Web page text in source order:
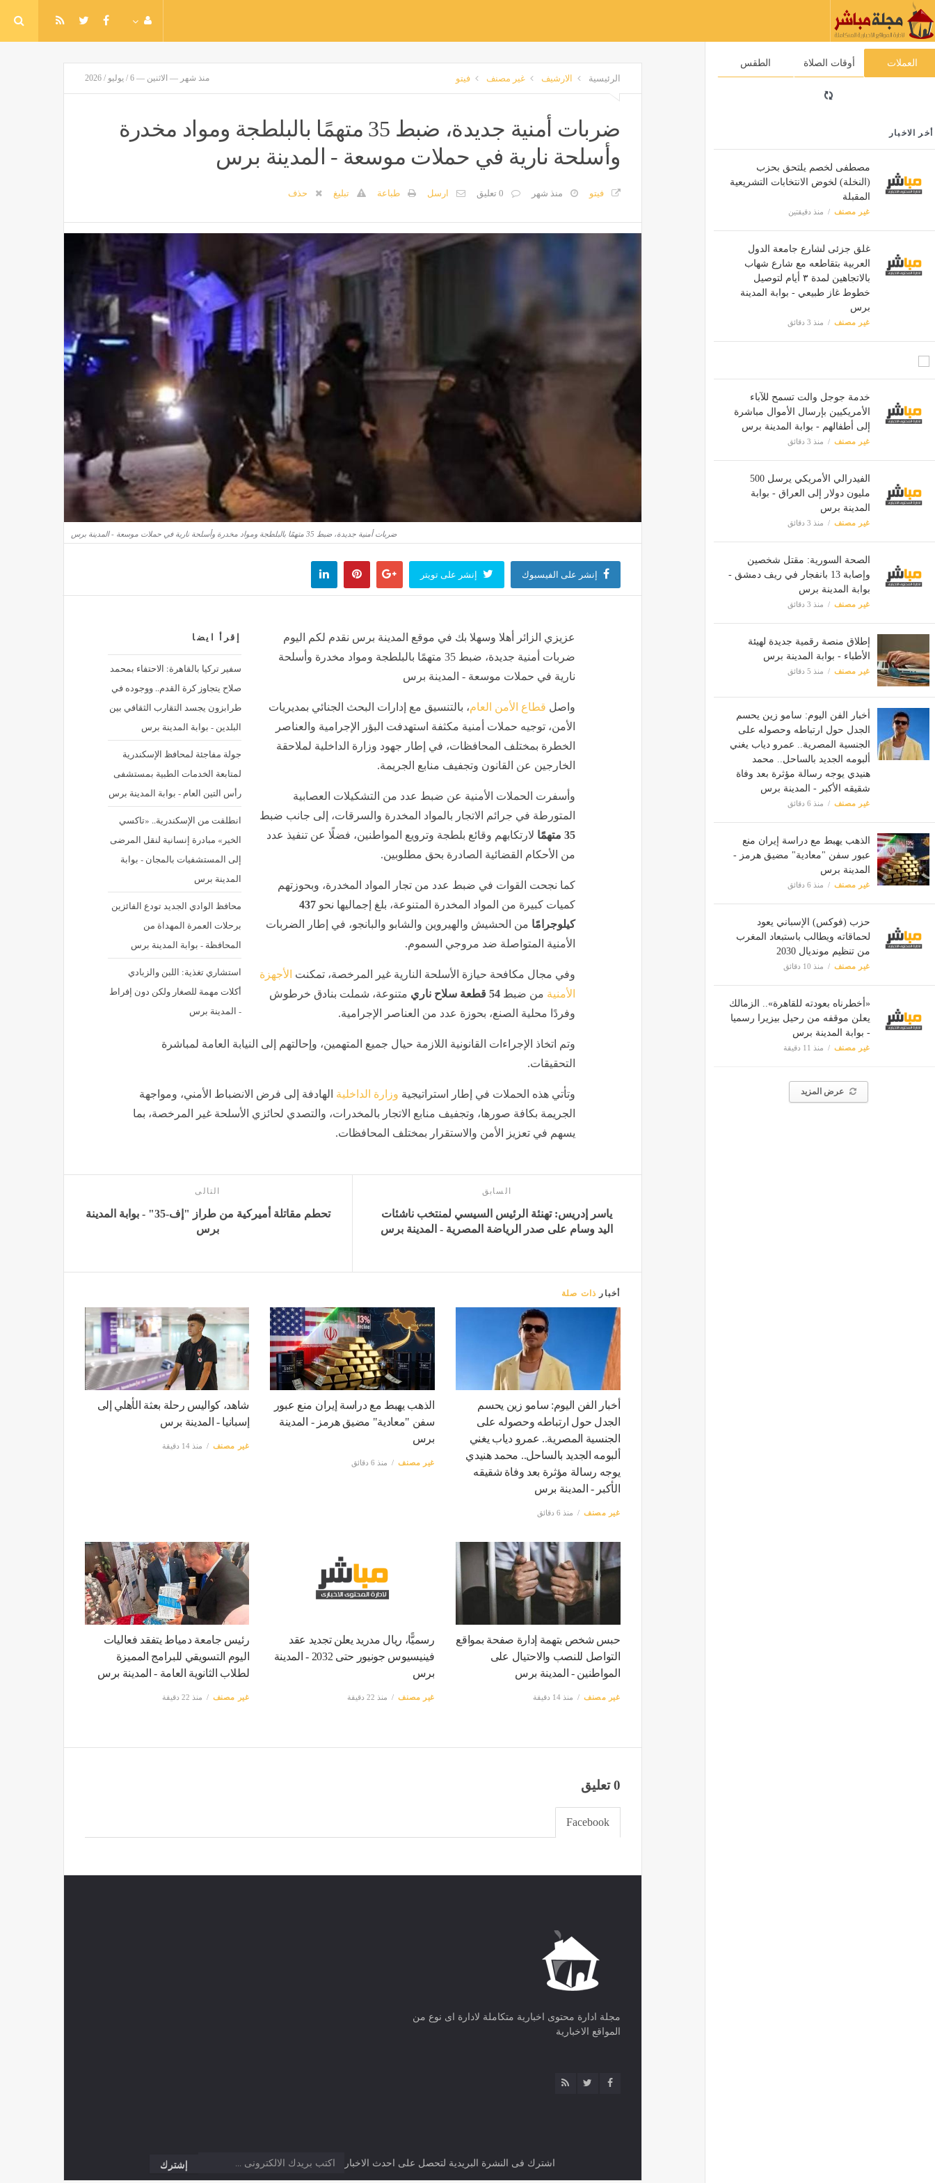
العملات أوقات الصلاة الطقس
أخر الاخبار
مصطفى لخصم يلتحق بحزب
(النخلة) لخوض الانتخابات التشريعية
المقبلة
غير مصنف منذ دقيقتين
غلق جزئى لشارع جامعة الدول
العربية بتقاطعه مع شارع شهاب
بالاتجاهين لمدة ٣ أيام لتوصيل
خطوط غاز طبيعي - بوابة المدينة
برس
غير مصنف منذ 3 دقائق
خدمة جوجل والت تسمح للآباء
الأمريكيين بإرسال الأموال مباشرة
إلى أطفالهم - بوابة المدينة برس
غير مصنف منذ 3 دقائق
الفيدرالي الأمريكي يرسل 500
مليون دولار إلى العراق - بوابة
المدينة برس
غير مصنف منذ 3 دقائق
الصحة السورية: مقتل شخصين
وإصابة 13 بانفجار في ريف دمشق -
بوابة المدينة برس
غير مصنف منذ 3 دقائق
إطلاق منصة رقمية جديدة لهيئة
الأطباء - بوابة المدينة برس
غير مصنف منذ 5 دقائق
أخبار الفن اليوم: سامو زين يحسم
الجدل حول ارتباطه وحصوله على
الجنسية المصرية.. عمرو دياب يغني
ألبومه الجديد بالساحل.. محمد
هنيدي يوجه رسالة مؤثرة بعد وفاة
شقيقه الأكبر - المدينة برس
غير مصنف منذ 6 دقائق
الذهب يهبط مع دراسة إيران منع
عبور سفن "معادية" مضيق هرمز -
المدينة برس
غير مصنف منذ 6 دقائق
حزب (فوكس) الإسباني يعود
لحماقاته ويطالب باستبعاد المغرب
من تنظيم مونديال 2030
غير مصنف منذ 10 دقائق
«أخطرناه بعودته للقاهرة».. الزمالك
يعلن موقفه من رحيل بيزيرا رسميا
- بوابة المدينة برس
غير مصنف منذ 11 دقيقة
عرض المزيد
الرئيسية الارشيف غير مصنف فيتو منذ شهر — الاثنين — 6 / يوليو / 2026
ضربات أمنية جديدة، ضبط 35 متهمًا بالبلطجة ومواد مخدرة
وأسلحة نارية في حملات موسعة - المدينة برس
فيتو منذ شهر 0 تعليق ارسل طباعة تبليغ حذف
ضربات أمنية جديدة، ضبط 35 متهمًا بالبلطجة ومواد مخدرة وأسلحة نارية في حملات موسعة - المدينة برس
إنشر على الفيسبوك إنشر على تويتر
إقرأ ايضا
سفير تركيا بالقاهرة: الاحتفاء بمحمد
صلاح يتجاوز كرة القدم.. ووجوده في
طرابزون يجسد التقارب الثقافي بين
البلدين - بوابة المدينة برس
جولة مفاجئة لمحافظ الإسكندرية
لمتابعة الخدمات الطبية بمستشفى
رأس التين العام - بوابة المدينة برس
انطلقت من الإسكندرية.. «تاكسي
الخير» مبادرة إنسانية لنقل المرضى
إلى المستشفيات بالمجان - بوابة
المدينة برس
محافظ الوادي الجديد تودع الفائزين
برحلات العمرة المهداة من
المحافظة - بوابة المدينة برس
استشاري تغذية: اللبن والزبادي
أكلات مهمة للصغار ولكن دون إفراط
- المدينة برس
عزيزي الزائر أهلا وسهلا بك في موقع المدينة برس نقدم لكم اليوم
ضربات أمنية جديدة، ضبط 35 متهمًا بالبلطجة ومواد مخدرة وأسلحة
نارية في حملات موسعة - المدينة برس
واصل قطاع الأمن العام، بالتنسيق مع إدارات البحث الجنائي بمديريات
الأمن، توجيه حملات أمنية مكثفة استهدفت البؤر الإجرامية والعناصر
الخطرة بمختلف المحافظات، في إطار جهود وزارة الداخلية لملاحقة
الخارجين عن القانون وتجفيف منابع الجريمة.
وأسفرت الحملات الأمنية عن ضبط عدد من التشكيلات العصابية
المتورطة في جرائم الاتجار بالمواد المخدرة والسرقات، إلى جانب ضبط
35 متهمًا
لارتكابهم وقائع بلطجة وترويع المواطنين، فضلًا عن تنفيذ عدد
من الأحكام القضائية الصادرة بحق مطلوبين.
كما نجحت القوات في ضبط عدد من تجار المواد المخدرة، وبحوزتهم
كميات كبيرة من المواد المخدرة المتنوعة، بلغ إجماليها نحو437
كيلوجرامًا من الحشيش والهيروين والشابو والبانجو، في إطار الضربات
الأمنية المتواصلة ضد مروجي السموم.
وفي مجال مكافحة حيازة الأسلحة النارية غير المرخصة، تمكنت الأجهزة
الأمنية من ضبط54 قطعة سلاح ناري
متنوعة، شملت بنادق خرطوش
وفردًا محلية الصنع، بحوزة عدد من العناصر الإجرامية.
وتم اتخاذ الإجراءات القانونية اللازمة حيال جميع المتهمين، وإحالتهم إلى النيابة العامة لمباشرة
التحقيقات.
وتأتي هذه الحملات في إطار استراتيجية وزارة الداخلية الهادفة إلى فرض الانضباط الأمني، ومواجهة
الجريمة بكافة صورها، وتجفيف منابع الاتجار بالمخدرات، والتصدي لحائزي الأسلحة غير المرخصة، بما
يسهم في تعزيز الأمن والاستقرار بمختلف المحافظات.
السابق
ياسر إدريس: تهنئة الرئيس السيسي لمنتخب ناشئات
اليد وسام على صدر الرياضة المصرية - المدينة برس
التالى
تحطم مقاتلة أميركية من طراز "إف-35" - بوابة المدينة
برس
أخبار ذات صلة
أخبار الفن اليوم: سامو زين يحسم
الجدل حول ارتباطه وحصوله على
الجنسية المصرية.. عمرو دياب يغني
ألبومه الجديد بالساحل.. محمد هنيدي
يوجه رسالة مؤثرة بعد وفاة شقيقه
الأكبر - المدينة برس
غير مصنف منذ 6 دقائق
الذهب يهبط مع دراسة إيران منع عبور
سفن "معادية" مضيق هرمز - المدينة
برس
غير مصنف منذ 6 دقائق
شاهد، كواليس رحلة بعثة الأهلي إلى
إسبانيا - المدينة برس
غير مصنف منذ 14 دقيقة
حبس شخص بتهمة إدارة صفحة بمواقع
التواصل للنصب والاحتيال على
المواطنين - المدينة برس
غير مصنف منذ 14 دقيقة
رسميًّا، ريال مدريد يعلن تجديد عقد
فينيسيوس جونيور حتى 2032 - المدينة
برس
غير مصنف منذ 22 دقيقة
رئيس جامعة دمياط يتفقد فعاليات
اليوم التسويقي للبرامج المميزة
لطلاب الثانوية العامة - المدينة برس
غير مصنف منذ 22 دقيقة
0 تعليق
Facebook
مجلة ادارة محتوى اخبارية متكاملة لادارة اى نوع من
المواقع الاخبارية
اشترك فى النشرة البريدية لتحصل على احدث الاخبار